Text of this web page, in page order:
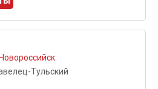
Новороссийск
Тульский